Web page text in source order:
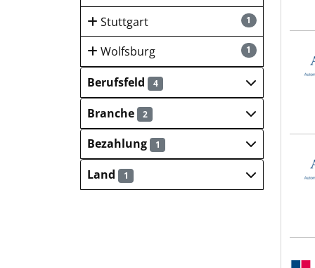
1
Stuttgart
1
Wolfsburg
Berufsfeld
4
Branche 2
Bezahlung 1
Land 1